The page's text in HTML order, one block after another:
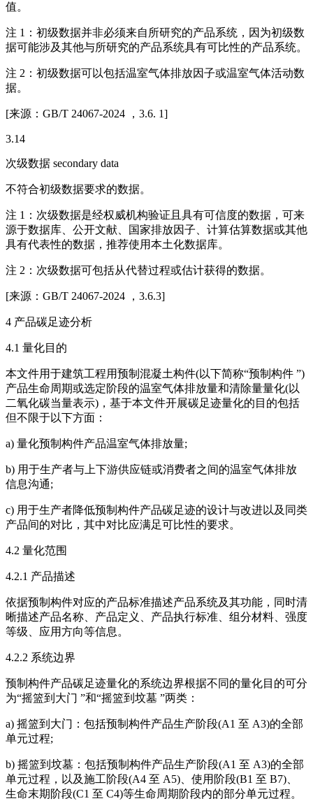
值。
注 1：初级数据并非必须来自所研究的产品系统，因为初级数
据可能涉及其他与所研究的产品系统具有可比性的产品系统。
注 2：初级数据可以包括温室气体排放因子或温室气体活动数
据。
[来源：GB/T 24067-2024 ，3.6. 1]
3.14
次级数据 secondary data
不符合初级数据要求的数据。
注 1：次级数据是经权威机构验证且具有可信度的数据，可来
源于数据库、公开文献、国家排放因子、计算估算数据或其他
具有代表性的数据，推荐使用本土化数据库。
注 2：次级数据可包括从代替过程或估计获得的数据。
[来源：GB/T 24067-2024 ，3.6.3]
4 产品碳足迹分析
4.1 量化目的
本文件用于建筑工程用预制混凝土构件(以下简称“预制构件 ”)
产品生命周期或选定阶段的温室气体排放量和清除量量化(以
二氧化碳当量表示)，基于本文件开展碳足迹量化的目的包括
但不限于以下方面：
a) 量化预制构件产品温室气体排放量;
b) 用于生产者与上下游供应链或消费者之间的温室气体排放
信息沟通;
c) 用于生产者降低预制构件产品碳足迹的设计与改进以及同类
产品间的对比，其中对比应满足可比性的要求。
4.2 量化范围
4.2.1 产品描述
依据预制构件对应的产品标准描述产品系统及其功能，同时清
晰描述产品名称、产品定义、产品执行标准、组分材料、强度
等级、应用方向等信息。
4.2.2 系统边界
预制构件产品碳足迹量化的系统边界根据不同的量化目的可分
为“摇篮到大门 ”和“摇篮到坟墓 ”两类：
a) 摇篮到大门：包括预制构件产品生产阶段(A1 至 A3)的全部
单元过程;
b) 摇篮到坟墓：包括预制构件产品生产阶段(A1 至 A3)的全部
单元过程，以及施工阶段(A4 至 A5)、使用阶段(B1 至 B7)、
生命末期阶段(C1 至 C4)等生命周期阶段内的部分单元过程。